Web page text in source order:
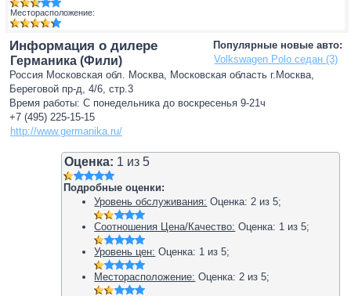
Месторасположение:
Популярные новые авто:
Volkswagen Polo седан (3)
Информация о дилере
Германика (Фили)
Россия Московская обл. Москва, Московская область г.Москва,
Береговой пр-д, 4/6, стр.3
Время работы: С понедельника до воскресенья 9-21ч
+7 (495) 225-15-15
http://www.germanika.ru/
Оценка: 1 из5
Подробные оценки:
Уровень обслуживания: Оценка:2 из5;
Соотношения Цена/Качество: Оценка: 1 из5;
Уровень цен: Оценка: 1 из5;
Месторасположение: Оценка:2 из5;